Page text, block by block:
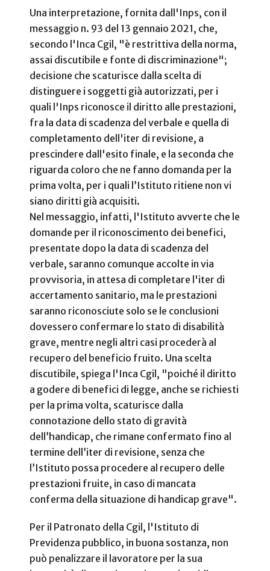
Una interpretazione, fornita dall'Inps, con il
messaggio n. 93 del 13 gennaio 2021, che,
secondo l'Inca Cgil, "è restrittiva della norma,
assai discutibile e fonte di discriminazione";
decisione che scaturisce dalla scelta di
distinguere i soggetti già autorizzati, per i
quali l'Inps riconosce il diritto alle prestazioni,
fra la data di scadenza del verbale e quella di
completamento dell'iter di revisione, a
prescindere dall'esito finale, e la seconda che
riguarda coloro che ne fanno domanda per la
prima volta, per i quali l’Istituto ritiene non vi
siano diritti già acquisiti.
Nel messaggio, infatti, l'Istituto avverte che le
domande per il riconoscimento dei benefici,
presentate dopo la data di scadenza del
verbale, saranno comunque accolte in via
provvisoria, in attesa di completare l'iter di
accertamento sanitario, ma le prestazioni
saranno riconosciute solo se le conclusioni
dovessero confermare lo stato di disabilità
grave, mentre negli altri casi procederà al
recupero del beneficio fruito. Una scelta
discutibile, spiega l'Inca Cgil, "poiché il diritto
a godere di benefici di legge, anche se richiesti
per la prima volta, scaturisce dalla
connotazione dello stato di gravità
dell’handicap, che rimane confermato fino al
termine dell’iter di revisione, senza che
l’Istituto possa procedere al recupero delle
prestazioni fruite, in caso di mancata
conferma della situazione di handicap grave".
Per il Patronato della Cgil, l'Istituto di
Previdenza pubblico, in buona sostanza, non
può penalizzare il lavoratore per la sua